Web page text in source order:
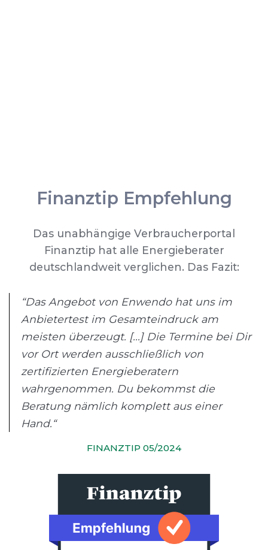
Finanztip Empfehlung
Das unabhängige Verbraucherportal
Finanztip hat alle Energieberater
deutschlandweit verglichen. Das Fazit:
“Das Angebot von Enwendo hat uns im
Anbietertest im Gesamteindruck am
meisten überzeugt. [...] Die Termine bei Dir
vor Ort werden ausschließlich von
zertifizierten Energieberatern
wahrgenommen. Du bekommst die
Beratung nämlich komplett aus einer
Hand.“
FINANZTIP 05/2024